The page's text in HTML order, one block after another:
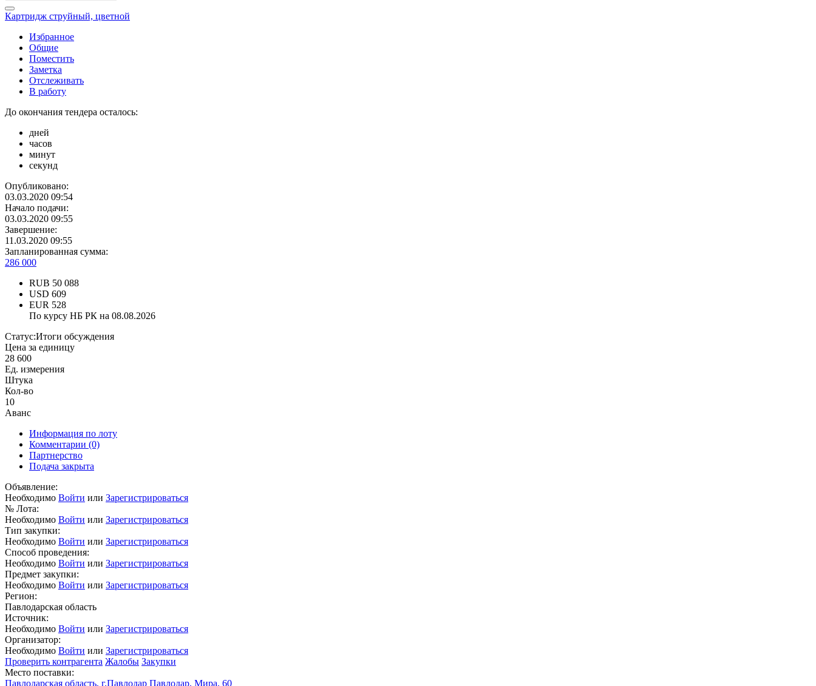
Картридж струйный, цветной
Избранное
Общие
Поместить
Заметка
Отслеживать
В работу
До окончания тендера осталось:
дней
часов
минут
секунд
Опубликовано:
03.03.2020 09:54
Начало подачи:
03.03.2020 09:55
Завершение:
11.03.2020 09:55
Запланированная сумма:
286 000
RUB 50 088
USD 609
EUR 528
По курсу НБ РК на 08.08.2026
Статус:Итоги обсуждения
Цена за единицу
28 600
Ед. измерения
Штука
Кол-во
10
Аванс
Информация по лоту
Комментарии (0)
Партнерство
Подача закрыта
Объявление:
Необходимо Войти или Зарегистрироваться
№ Лота:
Необходимо Войти или Зарегистрироваться
Тип закупки:
Необходимо Войти или Зарегистрироваться
Способ проведения:
Необходимо Войти или Зарегистрироваться
Предмет закупки:
Необходимо Войти или Зарегистрироваться
Регион:
Павлодарская область
Источник:
Необходимо Войти или Зарегистрироваться
Организатор:
Необходимо Войти или Зарегистрироваться
Проверить контрагента Жалобы Закупки
Место поставки:
Павлодарская область, г.Павлодар Павлодар, Мира, 60